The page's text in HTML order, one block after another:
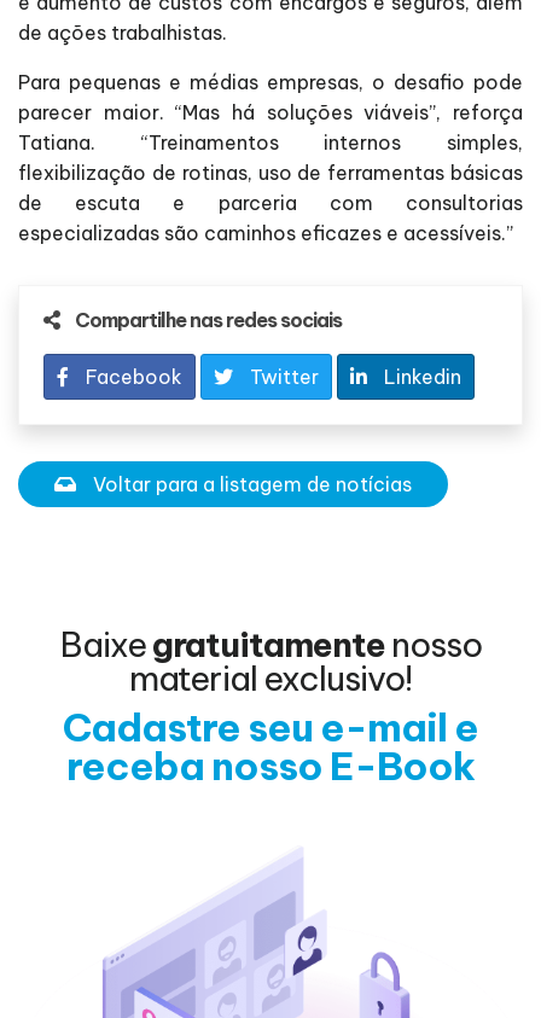
de ações trabalhistas.
Para pequenas e médias empresas, o desafio pode
parecer maior. “Mas há soluções viáveis”, reforça
Tatiana. “Treinamentos internos simples,
flexibilização de rotinas, uso de ferramentas básicas
de escuta e parceria com consultorias
especializadas são caminhos eficazes e acessíveis.”
Compartilhe nas redes sociais
Facebook Twitter Linkedin
Voltar para a listagem de notícias
Baixegratuitamente nosso
material exclusivo!
Cadastre seu e-mail e
receba nosso E-Book